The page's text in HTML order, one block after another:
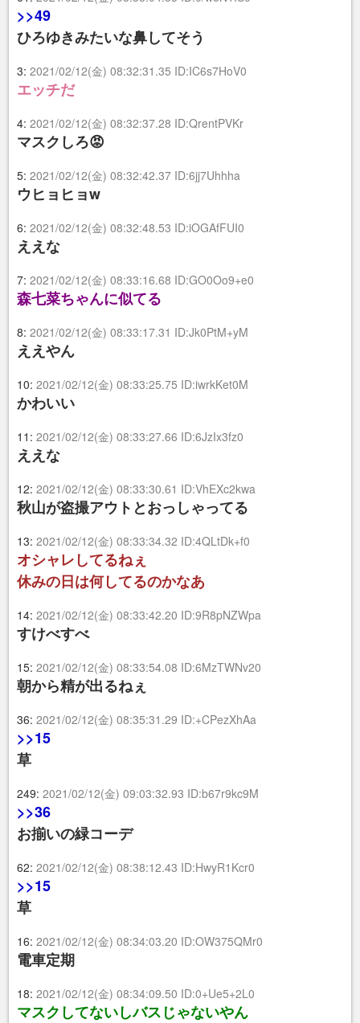
>>49
ひろゆきみたいな鼻してそう
3: 2021/02/12(金) 08:32:31.35 ID:IC6s7HoV0
エッチだ
4: 2021/02/12(金) 08:32:37.28 ID:QrentPVKr
マスクしろ😡
5: 2021/02/12(金) 08:32:42.37 ID:6jj7Uhhha
ウヒョヒョw
6: 2021/02/12(金) 08:32:48.53 ID:iOGAfFUI0
ええな
7: 2021/02/12(金) 08:33:16.68 ID:GO0Oo9+e0
森七菜ちゃんに似てる
8: 2021/02/12(金) 08:33:17.31 ID:Jk0PtM+yM
ええやん
10: 2021/02/12(金) 08:33:25.75 ID:iwrkKet0M
かわいい
11: 2021/02/12(金) 08:33:27.66 ID:6JzIx3fz0
ええな
12: 2021/02/12(金) 08:33:30.61 ID:VhEXc2kwa
秋山が盗撮アウトとおっしゃってる
13: 2021/02/12(金) 08:33:34.32 ID:4QLtDk+f0
オシャレしてるねぇ
休みの日は何してるのかなあ
14: 2021/02/12(金) 08:33:42.20 ID:9R8pNZWpa
すけべすべ
15: 2021/02/12(金) 08:33:54.08 ID:6MzTWNv20
朝から精が出るねぇ
36: 2021/02/12(金) 08:35:31.29 ID:+CPezXhAa
>>15
草
249: 2021/02/12(金) 09:03:32.93 ID:b67r9kc9M
>>36
お揃いの緑コーデ
62: 2021/02/12(金) 08:38:12.43 ID:HwyR1Kcr0
>>15
草
16: 2021/02/12(金) 08:34:03.20 ID:OW375QMr0
電車定期
18: 2021/02/12(金) 08:34:09.50 ID:0+Ue5+2L0
マスクしてないしバスじゃないやん